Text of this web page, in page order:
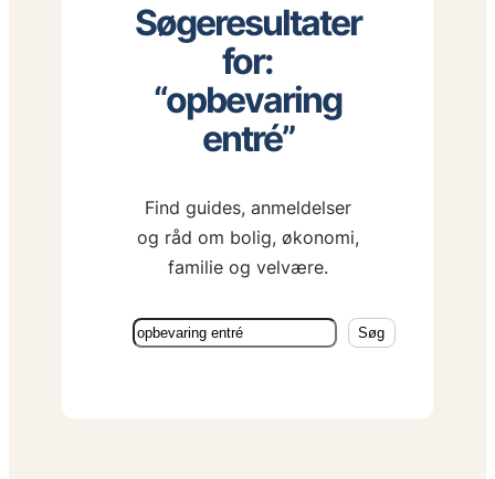
Søgeresultater
for:
“opbevaring
entré”
Find guides, anmeldelser
og råd om bolig, økonomi,
familie og velvære.
Søg Søg